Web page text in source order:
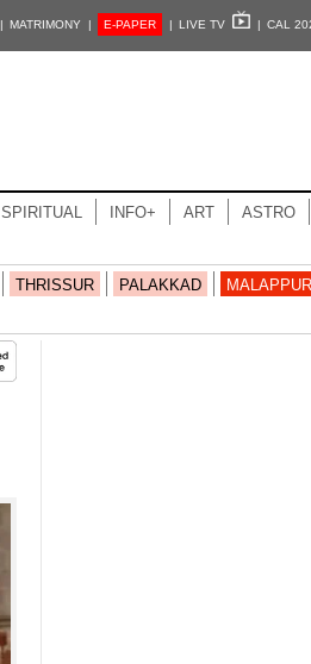
MATRIMONY | E-PAPER | LIVE TV | CAL
SPIRITUAL INFO+ ART ASTRO
THRISSUR PALAKKAD